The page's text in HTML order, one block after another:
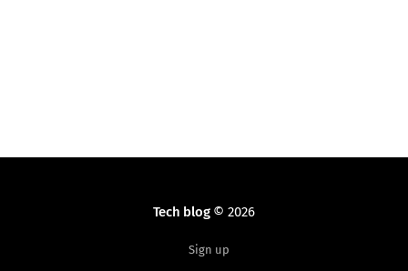
Tech blog© 2026
Sign up